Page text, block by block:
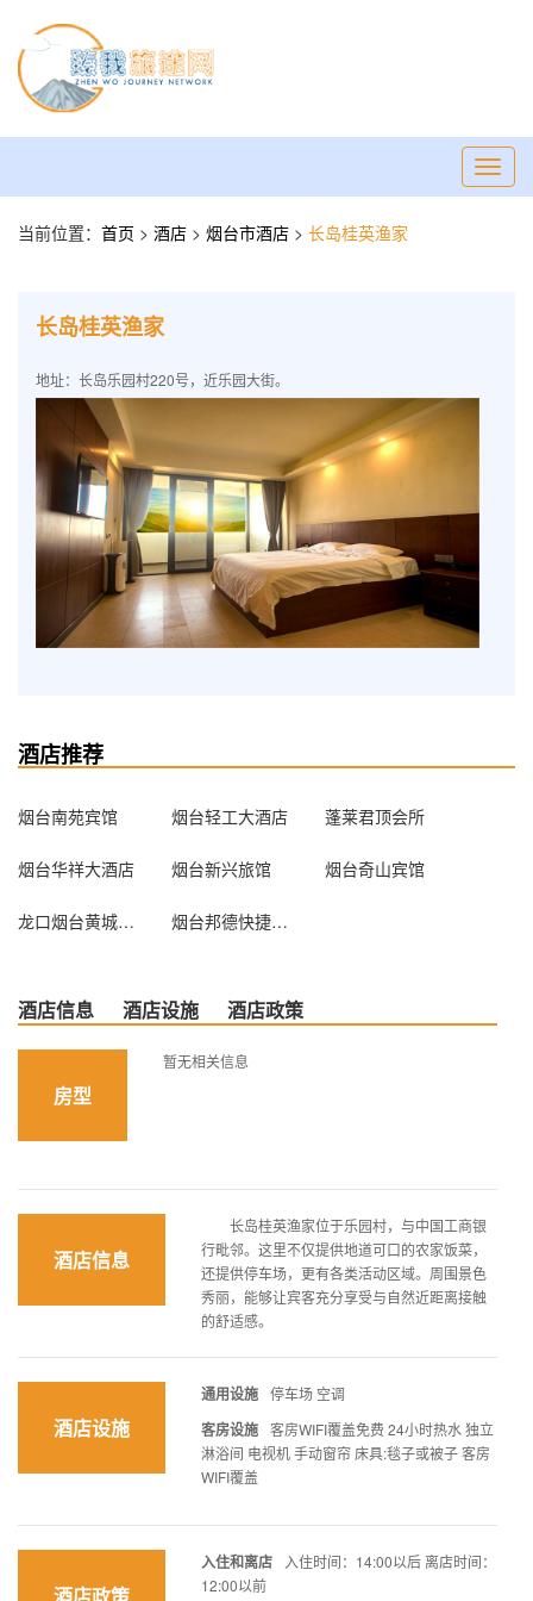
当前位置： 首页 > 酒店 > 烟台市酒店 > 长岛桂英渔家
长岛桂英渔家
地址：长岛乐园村220号，近乐园大街。
酒店推荐
烟台南苑宾馆 烟台轻工大酒店 蓬莱君顶会所
烟台华祥大酒店 烟台新兴旅馆 烟台奇山宾馆
龙口烟台黄城健康旅馆 烟台邦德快捷酒店
酒店信息 酒店设施 酒店政策
房型
暂无相关信息
酒店信息
长岛桂英渔家位于乐园村，与中国工商银
行毗邻。这里不仅提供地道可口的农家饭菜，
还提供停车场，更有各类活动区域。周围景色
秀丽，能够让宾客充分享受与自然近距离接触
的舒适感。
酒店设施
通用设施 停车场 空调
客房设施 客房WIFI覆盖免费 24小时热水 独立
淋浴间 电视机 手动窗帘 床具:毯子或被子 客房
WIFI覆盖
酒店政策
入住和离店
入住时间：14:00以后 离店时间：
12:00以前